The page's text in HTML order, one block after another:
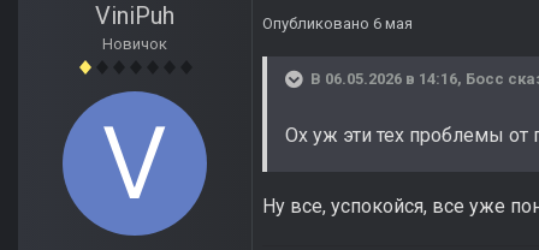
ViniPuh
Новичок
Опубликовано 6 мая
В 06.05.2026 в 14:16, Босс
Ох уж эти тех проблемы от
Ну все, успокойся, все уже